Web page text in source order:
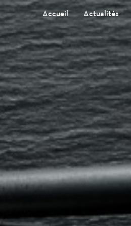
Accueil Actualités